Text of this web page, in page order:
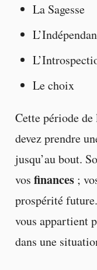
La Sagesse
Le choix
Cette période de
devez prendre
jusqu’au bout.
vos finances;
prospérité
vous appartient
dans une